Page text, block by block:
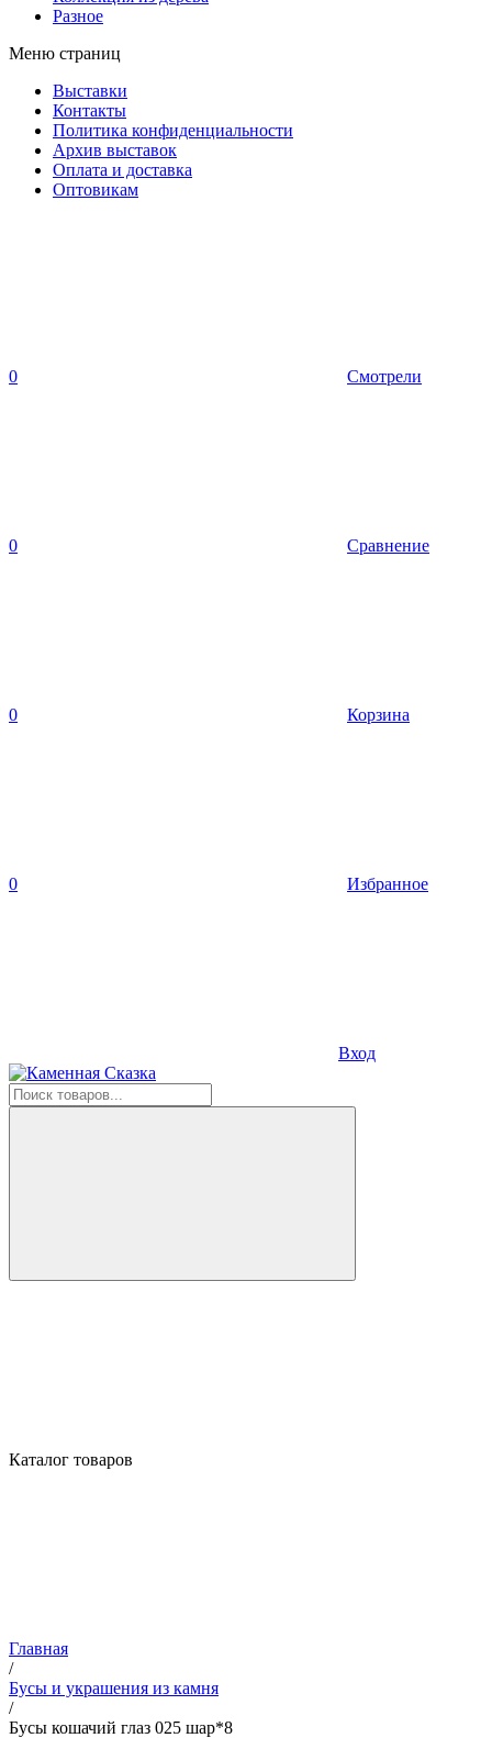
Разное
Меню страниц
Выставки
Контакты
Политика конфиденциальности
Архив выставок
Оплата и доставка
Оптовикам
0 Смотрели
0 Сравнение
0 Корзина
0 Избранное
Вход
Каталог товаров
Главная
/
Бусы и украшения из камня
/
Бусы кошачий глаз 025 шар*8